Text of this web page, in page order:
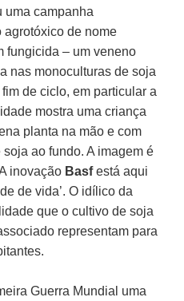
uma campanha
agrotóxico de nome
fungicida – um veneno
nas monoculturas de soja
de ciclo, em particular a
mostra uma criança
planta na mão e com
ao fundo. A imagem é
inovação Basfestá aqui
de vida’. O idílico da
que o cultivo de soja
representam para
Guerra Mundial uma